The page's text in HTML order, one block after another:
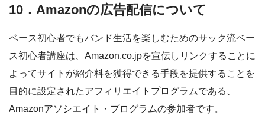
10．Amazonの広告配信について
ベース初心者でもバンド生活を楽しむためのサック流ベー
ス初心者講座は、Amazon.co.jpを宣伝しリンクすることに
よってサイトが紹介料を獲得できる手段を提供することを
目的に設定されたアフィリエイトプログラムである、
Amazonアソシエイト・プログラムの参加者です。